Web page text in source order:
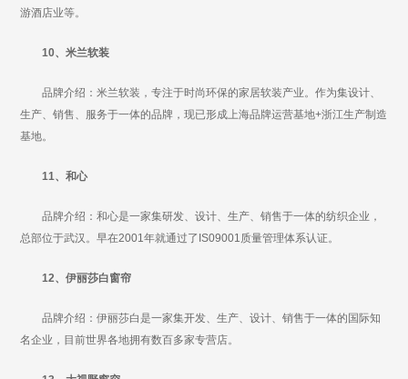
游酒店业等。
10、米兰软装
品牌介绍：米兰软装，专注于时尚环保的家居软装产业。作为集设计、
生产、销售、服务于一体的品牌，现已形成上海品牌运营基地+浙江生产制造
基地。
11、和心
品牌介绍：和心是一家集研发、设计、生产、销售于一体的纺织企业，
总部位于武汉。早在2001年就通过了IS09001质量管理体系认证。
12、伊丽莎白窗帘
品牌介绍：伊丽莎白是一家集开发、生产、设计、销售于一体的国际知
名企业，目前世界各地拥有数百多家专营店。